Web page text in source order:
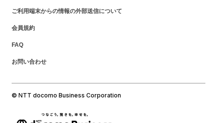
ご利用端末からの情報の外部送信について
会員規約
FAQ
お問い合わせ
© NTT docomo Business Corporation